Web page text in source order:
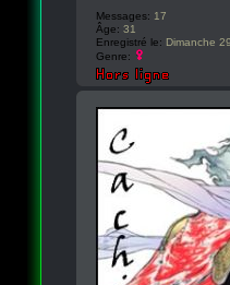
Messages: 17
Âge: 31
Enregistré le: Dimanche
Genre: